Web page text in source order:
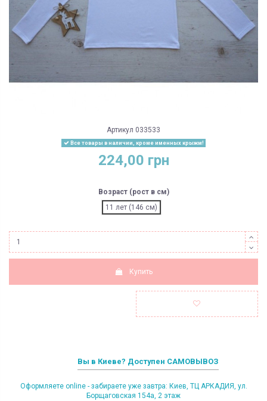
Артикул 033533
Все товары в наличии, кроме именных крыжм!
224,00 грн
Возраст (рост в см)
11 лет (146 см)
Купить
Вы в Киеве? Доступен САМОВЫВОЗ
Оформляете online - забираете уже завтра: Киев, ТЦ АРКАДИЯ, ул.
Борщаговская 154а, 2 этаж